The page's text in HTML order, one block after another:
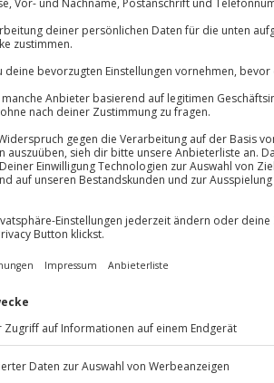
sanftes Dunkel
in Hintermoos-
du zunächst Schritt
Körperspannung
wird es dann
3D-Ziele, die
mit Pfeil und Bogen im
dir eine völlig neue
besondere Erlebnisse
die du so